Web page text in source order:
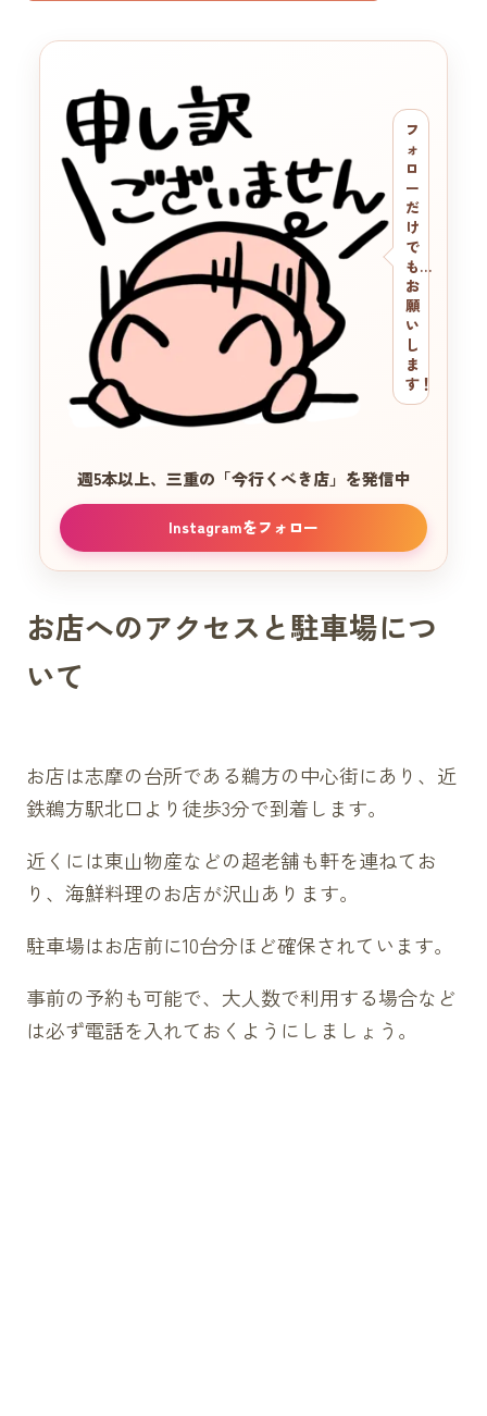
フ
ォ
ロ
ー
だ
け
で
も…
お
願
い
し
ま
す！
週5本以上、三重の 「今行くべき店」を発信中
Instagramをフォロー
お店へのアクセスと駐車場につ
いて
お店は志摩の台所である鵜方の中心街にあり、近
鉄鵜方駅北口より徒歩3分で到着します。
近くには東山物産などの超老舗も軒を連ねてお
り、海鮮料理のお店が沢山あります。
駐車場はお店前に10台分ほど確保されています。
事前の予約も可能で、大人数で利用する場合など
は必ず電話を入れておくようにしましょう。